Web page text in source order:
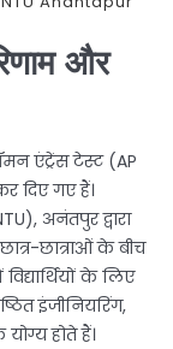
और
एंट्रेंस टेस्ट (AP
दिए गए हैं।
अनंतपुर द्वारा
छात्राओं के बीच
के लिए
इंजीनियरिंग,
होते हैं।